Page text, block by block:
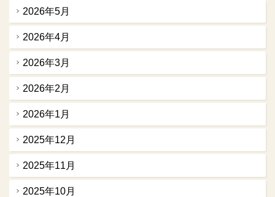
2026年5月
2026年4月
2026年3月
2026年2月
2026年1月
2025年12月
2025年11月
2025年10月